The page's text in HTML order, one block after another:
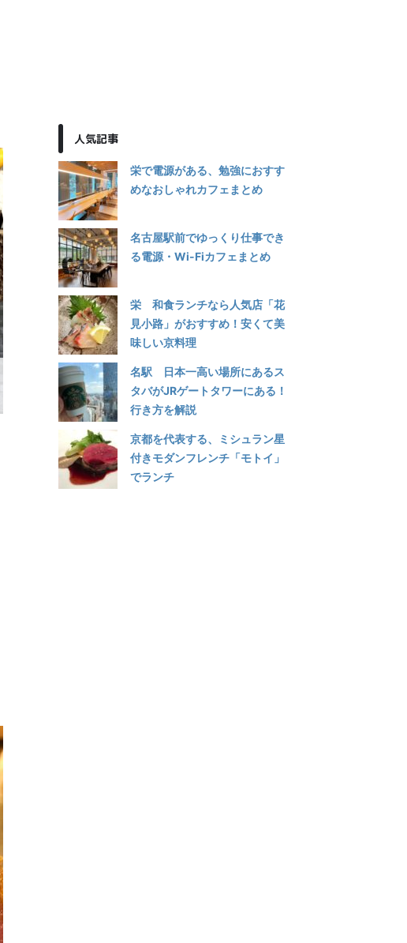
人気記事
栄で電源がある、勉強におすす
めなおしゃれカフェまとめ
名古屋駅前でゆっくり仕事でき
る電源・Wi-Fiカフェまとめ
栄 和食ランチなら人気店「花
見小路」がおすすめ！安くて美
味しい京料理
名駅 日本一高い場所にあるス
タバがJRゲートタワーにある！
行き方を解説
京都を代表する、ミシュラン星
付きモダンフレンチ「モトイ」
でランチ